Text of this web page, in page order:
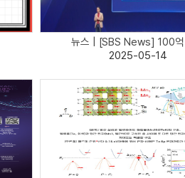
뉴스 | [SBS News] 100
2025-05-14